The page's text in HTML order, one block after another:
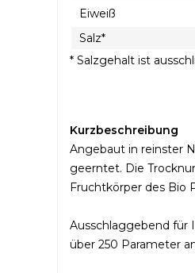
Eiweiß
Salz*
* Salzgehalt ist
Kurzbeschreibung
Angebaut in reinster
geerntet. Die
Fruchtkörper des Bio
Ausschlaggebend für
über 250 Parameter